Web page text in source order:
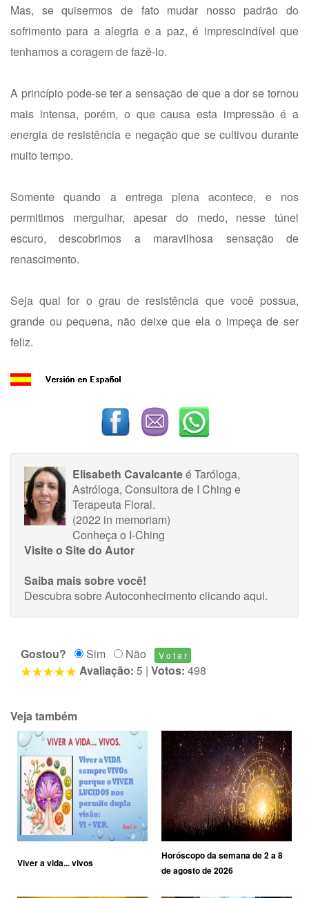
Mas, se quisermos de fato mudar nosso padrão do
sofrimento para a alegria e a paz, é imprescindível que
tenhamos a coragem de fazê-lo.
A princípio pode-se ter a sensação de que a dor se tornou
mais intensa, porém, o que causa esta impressão é a
energia de resistência e negação que se cultivou durante
muito tempo.
Somente quando a entrega plena acontece, e nos
permitimos mergulhar, apesar do medo, nesse túnel
escuro, descobrimos a maravilhosa sensação de
renascimento.
Seja qual for o grau de resistência que você possua,
grande ou pequena, não deixe que ela o impeça de ser
feliz.
Elisabeth Cavalcanteé Taróloga,
Astróloga, Consultora de I Ching e
Terapeuta Floral.
(2022 in memoriam)
Conheça o I-Ching
Visite o Site do Autor
Saiba mais sobre você!
Descubra sobre Autoconhecimento clicando aqui.
Gostou? Sim
Não
Avaliação: 5 | Votos: 498
Veja também
Viver a vida... vivos
Horóscopo da semana de 2 a 8
de agosto de 2026